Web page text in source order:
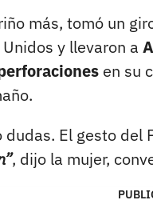
más, tomó un
y llevaron a
en su
dudas. El gesto
, dijo la mujer,